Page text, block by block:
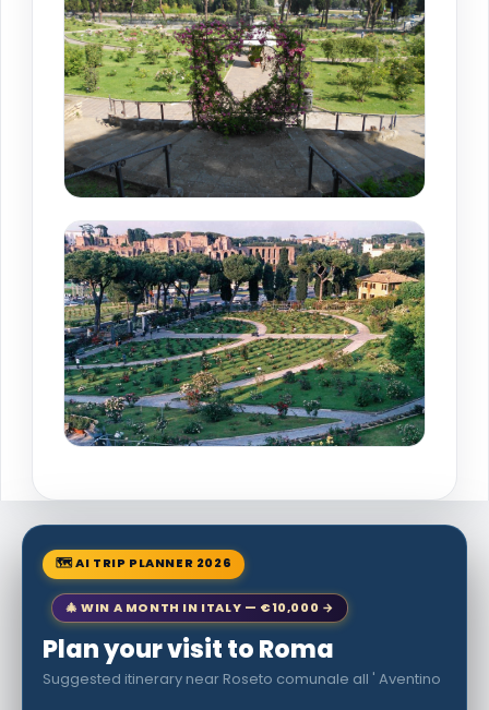
🗺 AI TRIP PLANNER 2026
🎄 WIN A MONTH IN ITALY — €10,000 →
Plan your visit to Roma
Suggested itinerary near Roseto comunale all ' Aventino